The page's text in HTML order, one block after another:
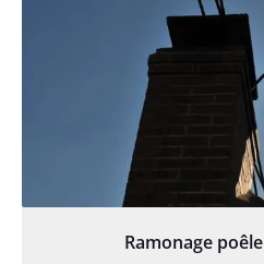
Ramonage